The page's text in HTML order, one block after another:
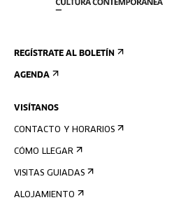
REGÍSTRATE AL BOLETÍN
AGENDA
VISÍTANOS
CONTACTO Y HORARIOS
CÓMO LLEGAR
VISITAS GUIADAS
ALOJAMIENTO